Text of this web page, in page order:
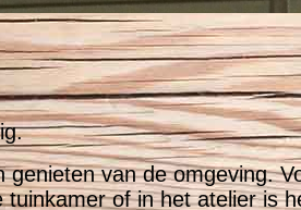
van de omgeving.
of in het atelier is